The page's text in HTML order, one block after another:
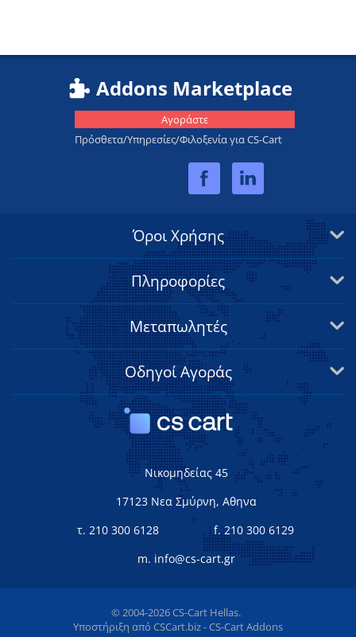
Addons Marketplace
Αγοράστε
Πρόσθετα/Υπηρεσίες/Φιλοξενία για CS-Cart
Όροι Χρήσης
Πληροφορίες
Μεταπωλητές
Οδηγοί Αγοράς
Νικομηδείας 45
17123 Νεα Σμύρνη, Αθηνα
τ. 210 300 6128
f. 210 300 6129
m. info@cs-cart.gr
© 2004-2026 CS-Cart Hellas.
Υποστήριξη από CSCart.biz - CS-Cart Addons